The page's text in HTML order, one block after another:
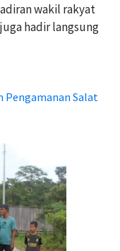
wakil rakyat
hadir langsung
Pengamanan Salat